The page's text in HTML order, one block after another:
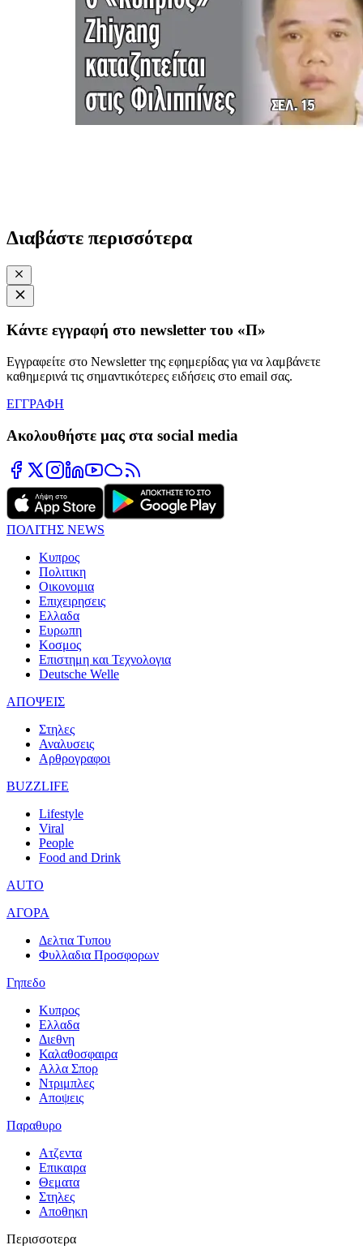
Διαβάστε περισσότερα
Κάντε εγγραφή στο newsletter του «Π»
Εγγραφείτε στο Newsletter της εφημερίδας για να λαμβάνετε
καθημερινά τις σημαντικότερες ειδήσεις στο email σας.
ΕΓΓΡΑΦΗ
Ακολουθήστε μας στα social media
ΠΟΛΙΤΗΣ NEWS
Κυπρος
Πολιτικη
Οικονομια
Επιχειρησεις
Ελλαδα
Ευρωπη
Κοσμος
Επιστημη και Τεχνολογια
Deutsche Welle
ΑΠΟΨΕΙΣ
Στηλες
Αναλυσεις
Αρθρογραφοι
BUZZLIFE
Lifestyle
Viral
People
Food and Drink
AUTO
ΑΓΟΡΑ
Δελτια Τυπου
Φυλλαδια Προσφορων
Γηπεδο
Κυπρος
Ελλαδα
Διεθνη
Καλαθοσφαιρα
Αλλα Σπορ
Ντριμπλες
Αποψεις
Παραθυρο
Ατζεντα
Επικαιρα
Θεματα
Στηλες
Αποθηκη
Περισσοτερα